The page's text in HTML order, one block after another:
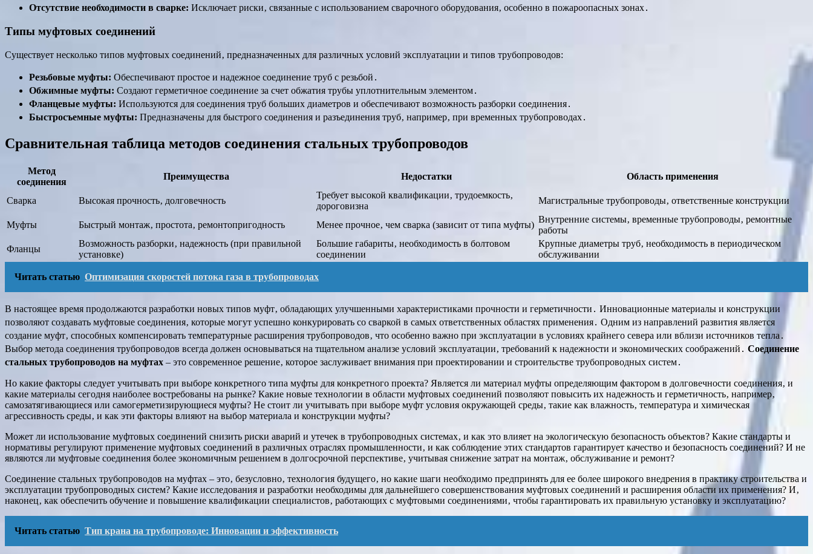
Отсутствие необходимости в сварке: Исключает риски‚ связанные с использованием сварочного оборудования‚ особенно в пожароопасных зонах․
Типы муфтовых соединений
Существует несколько типов муфтовых соединений‚ предназначенных для различных условий эксплуатации и типов трубопроводов:
Резьбовые муфты: Обеспечивают простое и надежное соединение труб с резьбой․
Обжимные муфты: Создают герметичное соединение за счет обжатия трубы уплотнительным элементом․
Фланцевые муфты: Используются для соединения труб больших диаметров и обеспечивают возможность разборки соединения․
Быстросъемные муфты: Предназначены для быстрого соединения и разъединения труб‚ например‚ при временных трубопроводах․
Сравнительная таблица методов соединения стальных трубопроводов
Метод
соединения
Преимущества Недостатки Область применения
Сварка Высокая прочность‚ долговечность
Требует высокой квалификации‚ трудоемкость‚
дороговизна
Магистральные трубопроводы‚ ответственные конструкции
Муфты Быстрый монтаж‚ простота‚ ремонтопригодность Менее прочное‚ чем сварка (зависит от типа муфты)
Внутренние системы‚ временные трубопроводы‚ ремонтные
работы
Фланцы
Возможность разборки‚ надежность (при правильной
установке)
Большие габариты‚ необходимость в болтовом
соединении
Крупные диаметры труб‚ необходимость в периодическом
обслуживании
Читать статью Оптимизация скоростей потока газа в трубопроводах
В настоящее время продолжаются разработки новых типов муфт‚ обладающих улучшенными характеристиками прочности и герметичности․ Инновационные материалы и конструкции
позволяют создавать муфтовые соединения‚ которые могут успешно конкурировать со сваркой в самых ответственных областях применения․ Одним из направлений развития является
создание муфт‚ способных компенсировать температурные расширения трубопроводов‚ что особенно важно при эксплуатации в условиях крайнего севера или вблизи источников тепла․
Выбор метода соединения трубопроводов всегда должен основываться на тщательном анализе условий эксплуатации‚ требований к надежности и экономических соображений․ Соединение
стальных трубопроводов на муфтах – это современное решение‚ которое заслуживает внимания при проектировании и строительстве трубопроводных систем․
Но какие факторы следует учитывать при выборе конкретного типа муфты для конкретного проекта? Является ли материал муфты определяющим фактором в долговечности соединения‚ и
какие материалы сегодня наиболее востребованы на рынке? Какие новые технологии в области муфтовых соединений позволяют повысить их надежность и герметичность‚ например‚
самозатягивающиеся или самогерметизирующиеся муфты? Не стоит ли учитывать при выборе муфт условия окружающей среды‚ такие как влажность‚ температура и химическая
агрессивность среды‚ и как эти факторы влияют на выбор материала и конструкции муфты?
Может ли использование муфтовых соединений снизить риски аварий и утечек в трубопроводных системах‚ и как это влияет на экологическую безопасность объектов? Какие стандарты и
нормативы регулируют применение муфтовых соединений в различных отраслях промышленности‚ и как соблюдение этих стандартов гарантирует качество и безопасность соединений? И не
являются ли муфтовые соединения более экономичным решением в долгосрочной перспективе‚ учитывая снижение затрат на монтаж‚ обслуживание и ремонт?
Соединение стальных трубопроводов на муфтах – это‚ безусловно‚ технология будущего‚ но какие шаги необходимо предпринять для ее более широкого внедрения в практику строительства и
эксплуатации трубопроводных систем? Какие исследования и разработки необходимы для дальнейшего совершенствования муфтовых соединений и расширения области их применения? И‚
наконец‚ как обеспечить обучение и повышение квалификации специалистов‚ работающих с муфтовыми соединениями‚ чтобы гарантировать их правильную установку и эксплуатацию?
Читать статью Тип крана на трубопроводе: Инновации и эффективность